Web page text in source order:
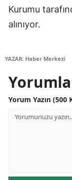
Kurumu
alınıyor.
YAZAR: Haber Merkezi
Yorum Yazın (500